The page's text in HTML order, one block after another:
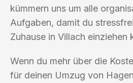
kümmern uns um alle
Aufgaben, damit du
Zuhause in Villach einziehen
Wenn du mehr über die
für deinen Umzug von